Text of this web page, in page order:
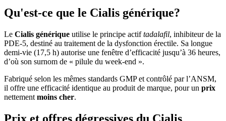
Qu'est-ce que le Cialis générique?
Le Cialis générique utilise le principe actiftadalafil, inhibiteur de la
PDE-5, destiné au traitement de la dysfonction érectile. Sa longue
demi-vie (17,5 h) autorise une fenêtre d’efficacité jusqu’à 36 heures,
d’où son surnom de « pilule du week-end ».
Fabriqué selon les mêmes standards GMP et contrôlé par l’ANSM,
il offre une efficacité identique au produit de marque, pour un prix
nettement moins cher.